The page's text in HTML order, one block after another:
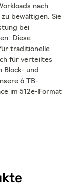
nach
bewältigen. Sie
bei
Diese
traditionelle
für verteiltes
Block- und
6 TB-
im 512e-Format